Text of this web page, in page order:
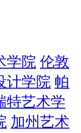
学院 伦敦
计学院 帕
特艺术学
加州艺术